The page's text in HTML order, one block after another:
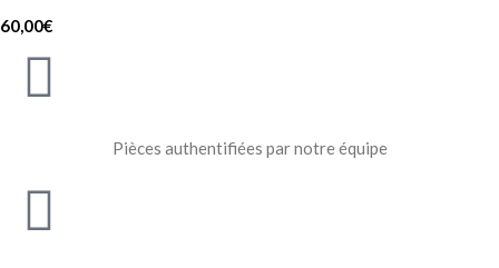
60,00€
Pièces authentifiées par notre équipe